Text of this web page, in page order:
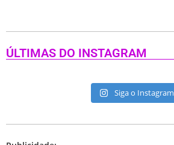
ÚLTIMAS DO INSTAGRAM
Siga o Instagram